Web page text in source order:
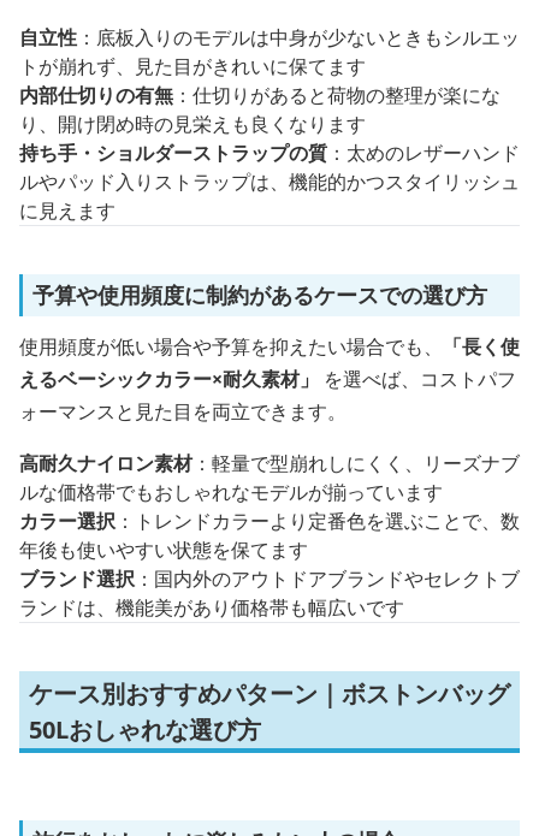
自立性 ：底板入りのモデルは中身が少ないときもシルエッ
トが崩れず、見た目がきれいに保てます
内部仕切りの有無 ：仕切りがあると荷物の整理が楽にな
り、開け閉め時の見栄えも良くなります
持ち手・ショルダーストラップの質 ：太めのレザーハンド
ルやパッド入りストラップは、機能的かつスタイリッシュ
に見えます
予算や使用頻度に制約があるケースでの選び方
使用頻度が低い場合や予算を抑えたい場合でも、
「長く使
えるベーシックカラー×耐久素材」
を選べば、コストパフ
ォーマンスと見た目を両立できます。
高耐久ナイロン素材：軽量で型崩れしにくく、リーズナブ
ルな価格帯でもおしゃれなモデルが揃っています
カラー選択 ：トレンドカラーより定番色を選ぶことで、数
年後も使いやすい状態を保てます
ブランド選択 ：国内外のアウトドアブランドやセレクトブ
ランドは、機能美があり価格帯も幅広いです
ケース別おすすめパターン｜ボストンバッグ
50Lおしゃれな選び方